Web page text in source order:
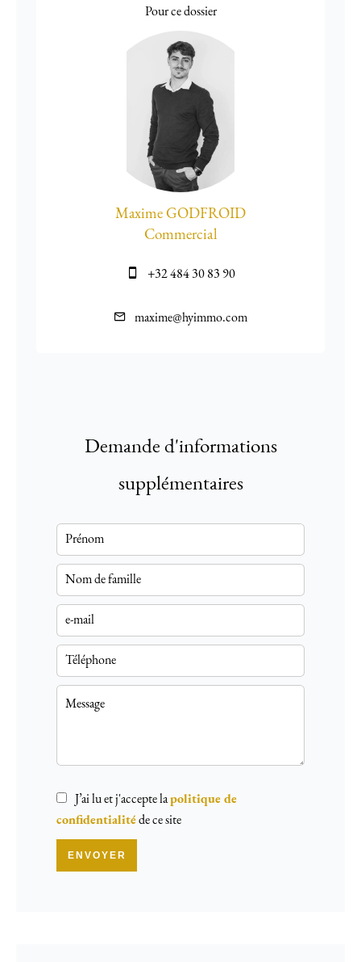
Pour ce dossier
Maxime GODFROID
Commercial
+32 484 30 83 90
maxime@hyimmo.com
Demande d'informations
supplémentaires
J’ai lu et j'accepte lapolitique de
confidentialitéde ce site
ENVOYER